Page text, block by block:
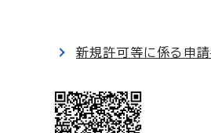
新規許可等に係る申